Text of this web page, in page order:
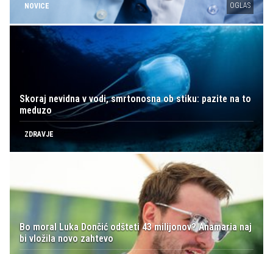
NOVICE OGLAS
Skoraj nevidna v vodi, smrtonosna ob stiku: pazite na to
meduzo
ZDRAVJE
Bo moral Luka Dončić odšteti 43 milijonov? Anamaria naj
bi vložila novo zahtevo